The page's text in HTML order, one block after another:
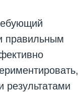
правильным
результатами